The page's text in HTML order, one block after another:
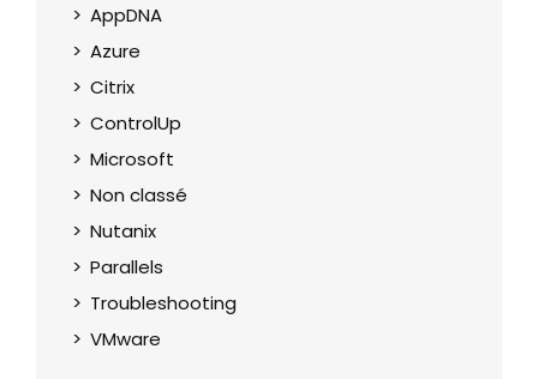
AppDNA
Azure
Citrix
ControlUp
Microsoft
Non classé
Nutanix
Parallels
Troubleshooting
VMware